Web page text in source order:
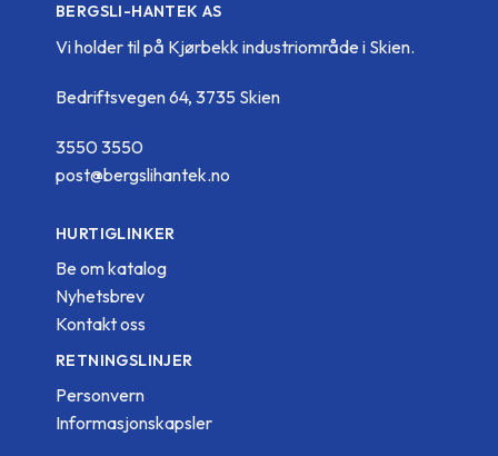
BERGSLI-HANTEK AS
Vi holder til på Kjørbekk industriområde i Skien.
Bedriftsvegen 64, 3735 Skien
3550 3550
post@bergslihantek.no
HURTIGLINKER
Be om katalog
Nyhetsbrev
Kontakt oss
RETNINGSLINJER
Personvern
Informasjonskapsler